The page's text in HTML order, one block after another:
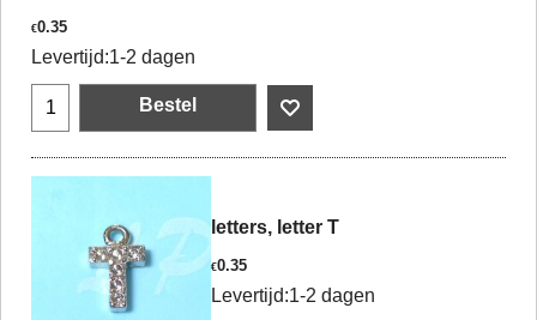
€0.35
Levertijd:1-2 dagen
Bestel
letters, letter T
€0.35
Levertijd:1-2 dagen